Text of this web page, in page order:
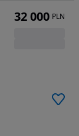
32 000 PLN